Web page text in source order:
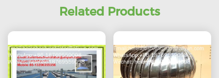
Related Products